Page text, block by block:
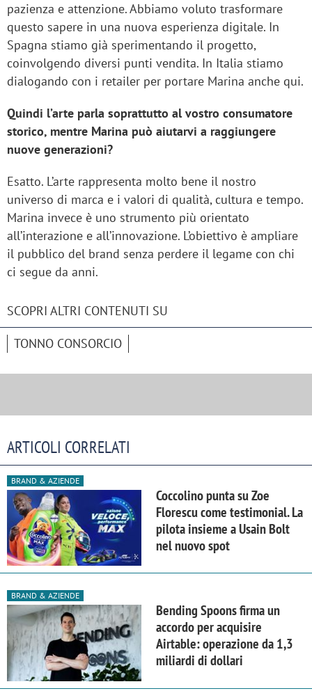
pazienza e attenzione. Abbiamo voluto trasformare
questo sapere in una nuova esperienza digitale. In
Spagna stiamo già sperimentando il progetto,
coinvolgendo diversi punti vendita. In Italia stiamo
dialogando con i retailer per portare Marina anche qui.
Quindi l’arte parla soprattutto al vostro consumatore
storico, mentre Marina può aiutarvi a raggiungere
nuove generazioni?
Esatto. L’arte rappresenta molto bene il nostro
universo di marca e i valori di qualità, cultura e tempo.
Marina invece è uno strumento più orientato
all’interazione e all’innovazione. L’obiettivo è ampliare
il pubblico del brand senza perdere il legame con chi
ci segue da anni.
SCOPRI ALTRI CONTENUTI SU
TONNO CONSORCIO
ARTICOLI CORRELATI
BRAND & AZIENDE
Coccolino punta su Zoe
Florescu come testimonial. La
pilota insieme a Usain Bolt
nel nuovo spot
BRAND & AZIENDE
Bending Spoons firma un
accordo per acquisire
Airtable: operazione da 1,3
miliardi di dollari